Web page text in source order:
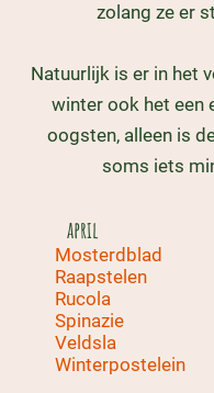
zolang ze er
Natuurlijk is er in het
winter ook het een
oogsten, alleen is
soms iets
april
Mosterdblad
Raapstelen
Rucola
Spinazie
Veldsla
Winterpostelein